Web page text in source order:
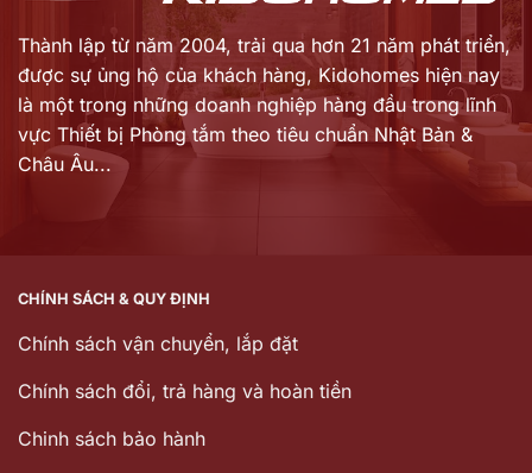
Thành lập từ năm 2004, trải qua hơn 21 năm phát triển,
được sự ủng hộ của khách hàng, Kidohomes hiện nay
là một trong những doanh nghiệp hàng đầu trong lĩnh
vực Thiết bị Phòng tắm theo tiêu chuẩn Nhật Bản &
Châu Âu...
CHÍNH SÁCH & QUY ĐỊNH
Chính sách vận chuyển, lắp đặt
Chính sách đổi, trả hàng và hoàn tiền
Chinh sách bảo hành